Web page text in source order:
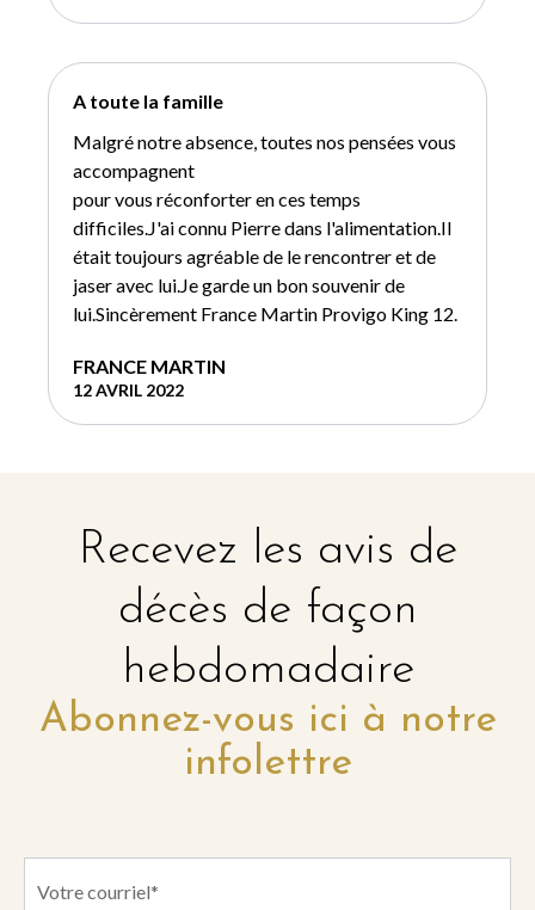
A toute la famille
Malgré notre absence, toutes nos pensées vous
accompagnent
pour vous réconforter en ces temps
difficiles.J'ai connu Pierre dans l'alimentation.Il
était toujours agréable de le rencontrer et de
jaser avec lui.Je garde un bon souvenir de
lui.Sincèrement France Martin Provigo King 12.
FRANCE MARTIN
12 AVRIL 2022
Recevez les avis de
décès de façon
hebdomadaire
Abonnez-vous ici à notre
infolettre